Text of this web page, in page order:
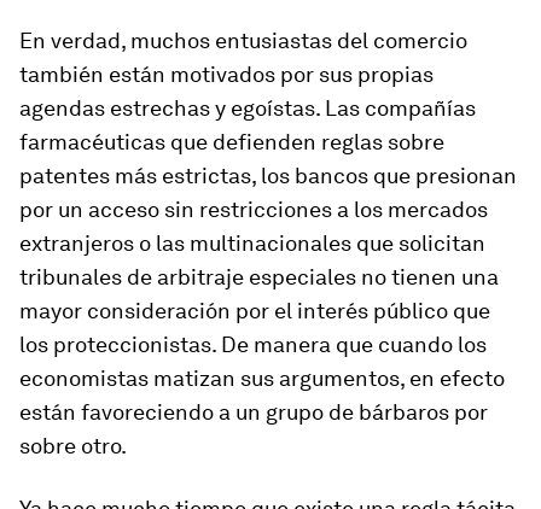
En verdad, muchos entusiastas del comercio
también están motivados por sus propias
agendas estrechas y egoístas. Las compañías
farmacéuticas que defienden reglas sobre
patentes más estrictas, los bancos que presionan
por un acceso sin restricciones a los mercados
extranjeros o las multinacionales que solicitan
tribunales de arbitraje especiales no tienen una
mayor consideración por el interés público que
los proteccionistas. De manera que cuando los
economistas matizan sus argumentos, en efecto
están favoreciendo a un grupo de bárbaros por
sobre otro.